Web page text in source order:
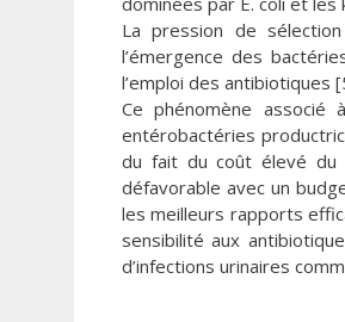
La pression de
l’émergence des
l’emploi des antibiotiques
Ce phénomène
entérobactéries
du fait du coût élevé du
défavorable avec un
les meilleurs rapports
sensibilité aux
d’infections urinaires